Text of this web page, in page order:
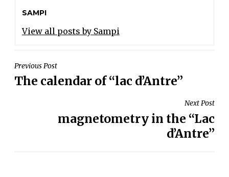
SAMPI
View all posts by Sampi
POST
NAVIGATION
Previous Post
The calendar of “lac d’Antre”
Next Post
magnetometry in the “Lac
d’Antre”